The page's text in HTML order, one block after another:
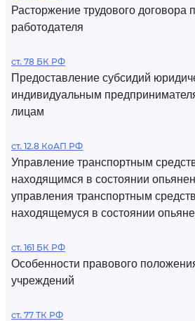
Расторжение трудового договора
работодателя
ст. 78 БК РФ
Предоставление субсидий
индивидуальным
лицам
ст. 12.8 КоАП РФ
Управление транспортным
находящимся в состоянии
управления транспортным
находящемуся в состоянии
ст. 161 БК РФ
Особенности правового
учреждений
ст. 77 ТК РФ